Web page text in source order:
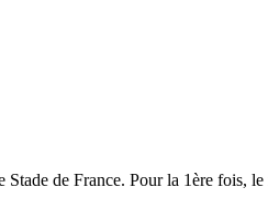
de France. Pour la 1ère fois,